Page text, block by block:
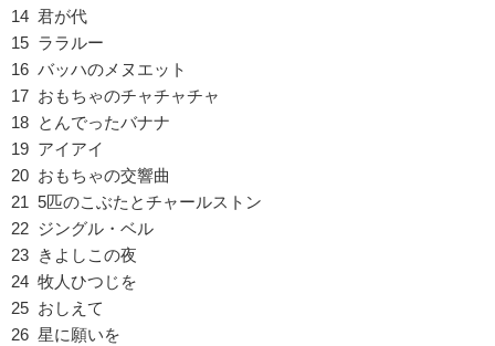
14 君が代
15 ララルー
16 バッハのメヌエット
17 おもちゃのチャチャチャ
18 とんでったバナナ
19 アイアイ
20 おもちゃの交響曲
21 5匹のこぶたとチャールストン
22 ジングル・ベル
23 きよしこの夜
24 牧人ひつじを
25 おしえて
26 星に願いを